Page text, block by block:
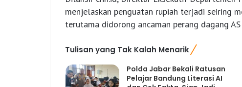
menjelaskan penguatan rupiah terjadi seiring
terutama didorong ancaman perang dagang AS
Tulisan yang Tak Kalah Menarik
Polda Jabar Bekali Ratusan
Pelajar Bandung Literasi AI